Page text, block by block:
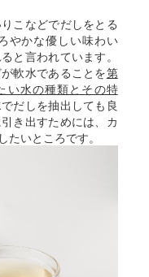
こなどでだしをとる
やかな優しい味わい
と言われています。
軟水であることを第
い水の種類とその特
だしを抽出しても良
き出すためには、カ
いところです。